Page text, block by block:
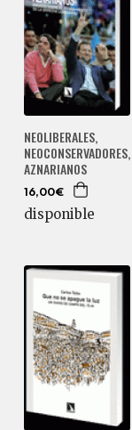
NEOLIBERALES,
NEOCONSERVADORES,
AZNARIANOS
16,00€
disponible